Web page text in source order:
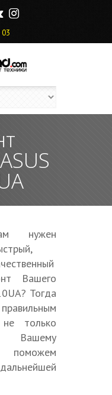
I
нужен
Вашего
Тогда
только
Вашему
поможем